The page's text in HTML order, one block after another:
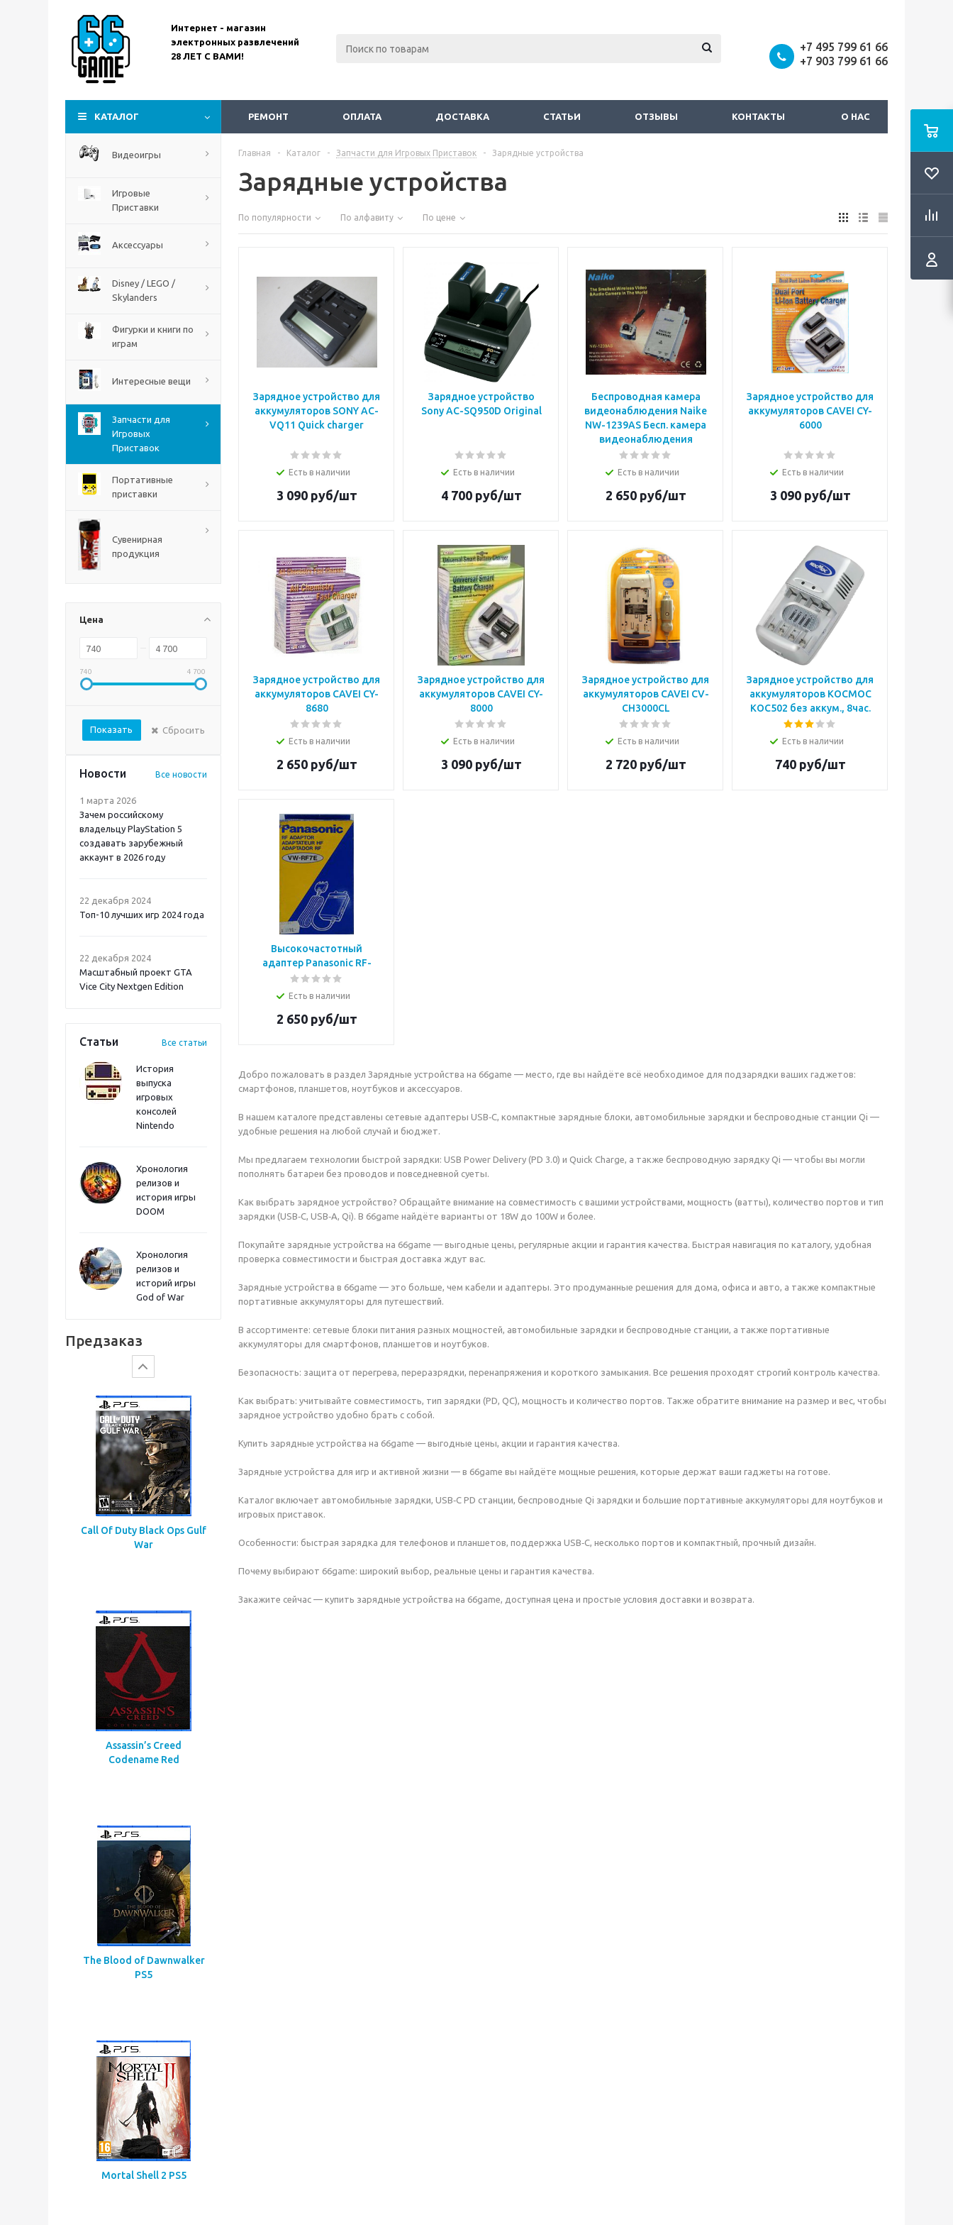
Интернет - магазин
электронных развлечений
28 ЛЕТ С ВАМИ!
+7 495 799 61 66
+7 903 799 61 66
КАТАЛОГ РЕМОНТ ОПЛАТА ДОСТАВКА СТАТЬИ ОТЗЫВЫ КОНТАКТЫ О НАС
Видеоигры
Игровые
Приставки
Аксессуары
Disney / LEGO /
Skylanders
Фигурки и книги по
играм
Интересные вещи
Запчасти для
Игровых
Приставок
Портативные
приставки
Сувенирная
продукция
Цена
740 4 700
Показать Сбросить
Новости Все новости
1 марта 2026
Зачем российскому
владельцу PlayStation 5
создавать зарубежный
аккаунт в 2026 году
22 декабря 2024
Топ-10 лучших игр 2024 года
22 декабря 2024
Масштабный проект GTA
Vice City Nextgen Edition
Статьи Все статьи
История
выпуска
игровых
консолей
Nintendo
Хронология
релизов и
история игры
DOOM
Хронология
релизов и
историй игры
God of War
Предзаказ
Call Of Duty Black Ops Gulf
Assassin’s Creed
Onimusha: Way of the
Sword PS5
Call Of Duty Black Ops Gulf
War
Assassin’s Creed
Codename Red
The Blood of Dawnwalker
PS5
Mortal Shell 2 PS5
Главная - Каталог - Запчасти для Игровых Приставок - Зарядные устройства
Зарядные устройства
По популярности По алфавиту По цене
Зарядное устройство для
аккумуляторов SONY AC-
VQ11 Quick charger
Есть в наличии
3 090руб/шт
Зарядное устройство
Sony AC-SQ950D Original
Есть в наличии
4 700руб/шт
Беспроводная камера
видеонаблюдения Naike
NW-1239AS Бесп. камера
видеонаблюдения
Есть в наличии
2 650руб/шт
Зарядное устройство для
аккумуляторов CAVEI CY-
6000
Есть в наличии
3 090руб/шт
Зарядное устройство для
аккумуляторов CAVEI CY-
8680
Есть в наличии
2 650руб/шт
Зарядное устройство для
аккумуляторов CAVEI CY-
8000
Есть в наличии
3 090руб/шт
Зарядное устройство для
аккумуляторов CAVEI CV-
CH3000CL
Есть в наличии
2 720руб/шт
Зарядное устройство для
аккумуляторов КОСМОС
КОС502 без аккум., 8час.
Есть в наличии
740руб/шт
Высокочастотный
адаптер Panasonic RF-
VW-RF7E
Есть в наличии
2 650руб/шт
Добро пожаловать в раздел Зарядные устройства на 66game — место, где вы найдёте всё необходимое для подзарядки ваших гаджетов:
смартфонов, планшетов, ноутбуков и аксессуаров.
В нашем каталоге представлены сетевые адаптеры USB‑C, компактные зарядные блоки, автомобильные зарядки и беспроводные станции Qi —
удобные решения на любой случай и бюджет.
Мы предлагаем технологии быстрой зарядки: USB Power Delivery (PD 3.0) и Quick Charge, а также беспроводную зарядку Qi — чтобы вы могли
пополнять батареи без проводов и повседневной суеты.
Как выбрать зарядное устройство? Обращайте внимание на совместимость с вашими устройствами, мощность (ватты), количество портов и тип
зарядки (USB‑C, USB‑A, Qi). В 66game найдёте варианты от 18W до 100W и более.
Покупайте зарядные устройства на 66game — выгодные цены, регулярные акции и гарантия качества. Быстрая навигация по каталогу, удобная
проверка совместимости и быстрая доставка ждут вас.
Зарядные устройства в 66game — это больше, чем кабели и адаптеры. Это продуманные решения для дома, офиса и авто, а также компактные
портативные аккумуляторы для путешествий.
В ассортименте: сетевые блоки питания разных мощностей, автомобильные зарядки и беспроводные станции, а также портативные
аккумуляторы для смартфонов, планшетов и ноутбуков.
Безопасность: защита от перегрева, переразрядки, перенапряжения и короткого замыкания. Все решения проходят строгий контроль качества.
Как выбрать: учитывайте совместимость, тип зарядки (PD, QC), мощность и количество портов. Также обратите внимание на размер и вес, чтобы
зарядное устройство удобно брать с собой.
Купить зарядные устройства на 66game — выгодные цены, акции и гарантия качества.
Зарядные устройства для игр и активной жизни — в 66game вы найдёте мощные решения, которые держат ваши гаджеты на готове.
Каталог включает автомобильные зарядки, USB‑C PD станции, беспроводные Qi зарядки и большие портативные аккумуляторы для ноутбуков и
игровых приставок.
Особенности: быстрая зарядка для телефонов и планшетов, поддержка USB‑C, несколько портов и компактный, прочный дизайн.
Почему выбирают 66game: широкий выбор, реальные цены и гарантия качества.
Закажите сейчас — купить зарядные устройства на 66game, доступная цена и простые условия доставки и возврата.